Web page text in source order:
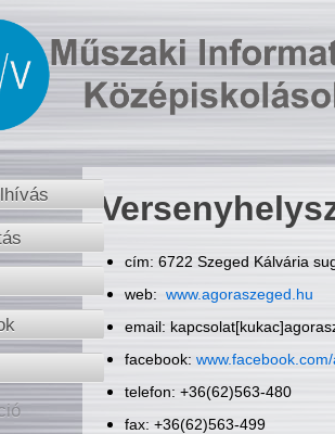
cím: 6722 Szeged Kálvária
web: www.agoraszeged.hu
email:
facebook:
telefon: +36(62)563-480
fax: +36(62)563-499